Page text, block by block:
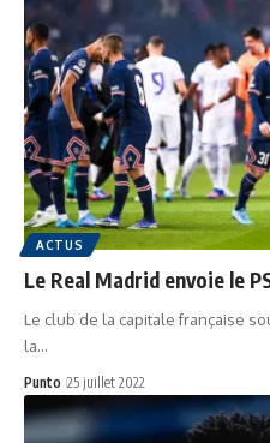
ACTUS
Le Real Madrid envoie le
Le club de la capitale française
la…
Punto 25 juillet 2022